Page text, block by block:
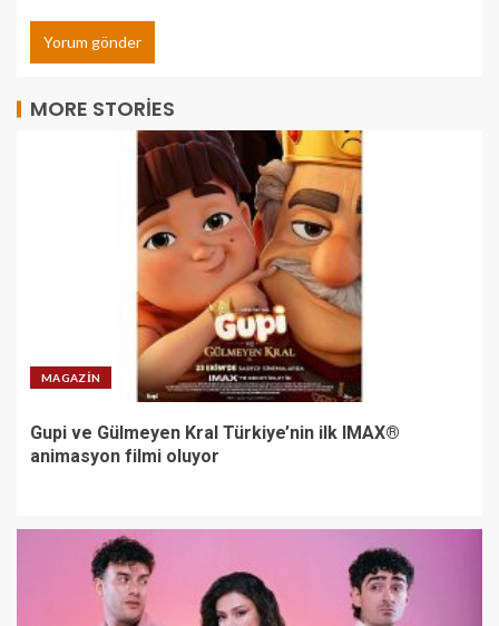
MORE STORIES
MAGAZIN
Gupi ve Gülmeyen Kral Türkiye’nin ilk IMAX®
animasyon filmi oluyor